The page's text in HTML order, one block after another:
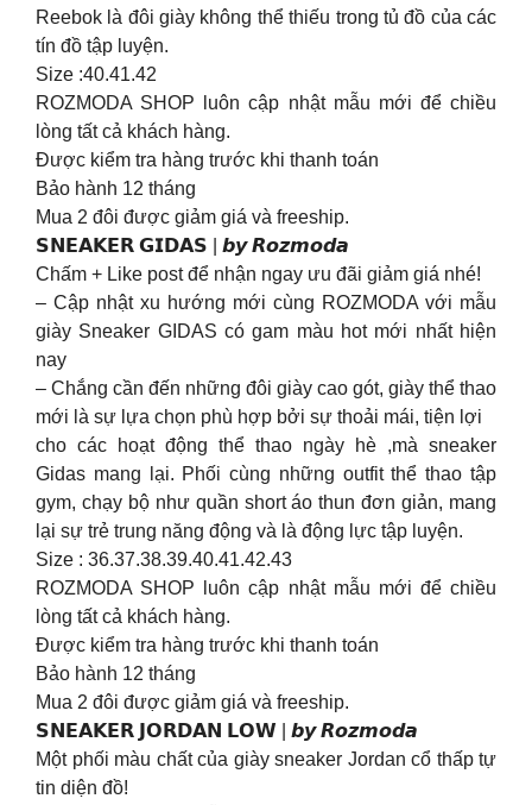
Reebok là đôi giày không thể thiếu trong tủ đồ của các
tín đồ tập luyện.
Size :40.41.42
ROZMODA SHOP luôn cập nhật mẫu mới để chiều
lòng tất cả khách hàng.
Được kiểm tra hàng trước khi thanh toán
Bảo hành 12 tháng
Mua 2 đôi được giảm giá và freeship.
𝗦𝗡𝗘𝗔𝗞𝗘𝗥 𝗚𝗜𝗗𝗔𝗦 | 𝙗𝙮 𝙍𝙤𝙯𝙢𝙤𝙙𝙖
Chấm + Like post để nhận ngay ưu đãi giảm giá nhé!
– Cập nhật xu hướng mới cùng ROZMODA với mẫu
giày Sneaker GIDAS có gam màu hot mới nhất hiện
nay
– Chắng cần đến những đôi giày cao gót, giày thể thao
mới là sự lựa chọn phù hợp bởi sự thoải mái, tiện lợi
cho các hoạt động thể thao ngày hè ,mà sneaker
Gidas mang lại. Phối cùng những outfit thể thao tập
gym, chạy bộ như quần short áo thun đơn giản, mang
lại sự trẻ trung năng động và là động lực tập luyện.
Size : 36.37.38.39.40.41.42.43
ROZMODA SHOP luôn cập nhật mẫu mới để chiều
lòng tất cả khách hàng.
Được kiểm tra hàng trước khi thanh toán
Bảo hành 12 tháng
Mua 2 đôi được giảm giá và freeship.
𝗦𝗡𝗘𝗔𝗞𝗘𝗥 𝗝𝗢𝗥𝗗𝗔𝗡 𝗟𝗢𝗪 | 𝙗𝙮 𝙍𝙤𝙯𝙢𝙤𝙙𝙖
Một phối màu chất của giày sneaker Jordan cổ thấp tự
tin diện đồ!